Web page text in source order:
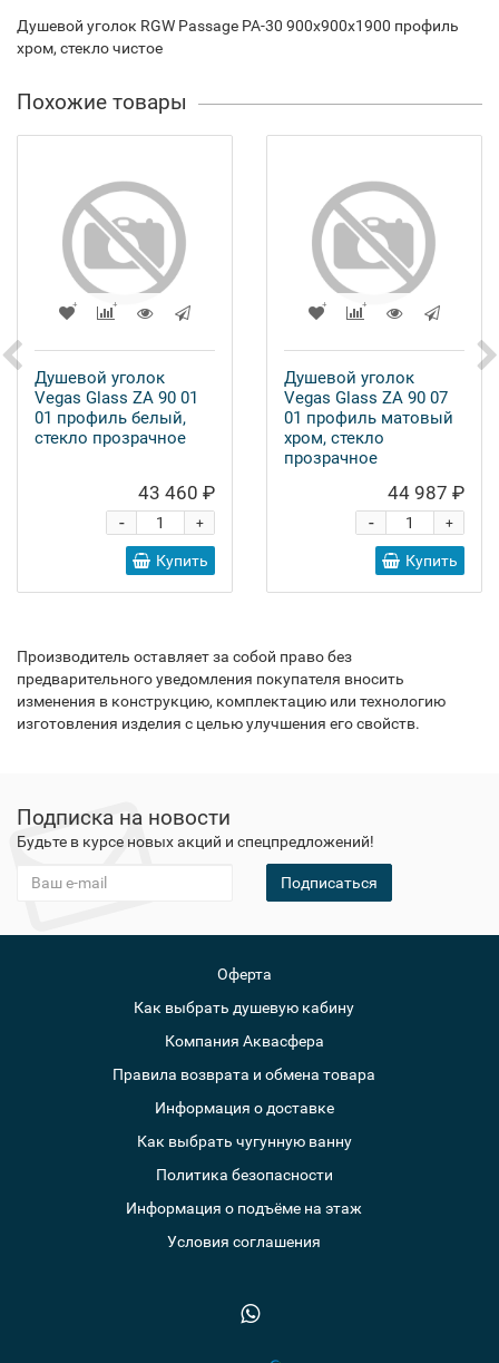
Душевой уголок RGW Passage PA-30 900x900x1900 профиль
хром, стекло чистое
Похожие товары
Душевой уголок
Vegas Glass ZA 90 01
01 профиль белый,
стекло прозрачное
43 460 ₽
+
-
Купить
Душевой уголок
Vegas Glass ZA 90 07
01 профиль матовый
хром, стекло
прозрачное
44 987 ₽
+
-
Купить
Производитель оставляет за собой право без
предварительного уведомления покупателя вносить
изменения в конструкцию, комплектацию или технологию
изготовления изделия с целью улучшения его свойств.
Подписка на новости
Будьте в курсе новых акций и спецпредложений!
Подписаться
Оферта
Как выбрать душевую кабину
Компания Аквасфера
Правила возврата и обмена товара
Информация о доставке
Как выбрать чугунную ванну
Политика безопасности
Информация о подъёме на этаж
Условия соглашения